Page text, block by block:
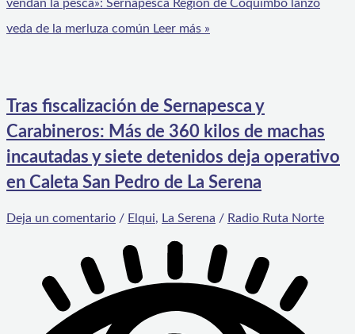
vendan la pescá»: Sernapesca Región de Coquimbo lanzó
veda de la merluza común Leer más »
Tras fiscalización de Sernapesca y
Carabineros: Más de 360 kilos de machas
incautadas y siete detenidos deja operativo
en Caleta San Pedro de La Serena
Deja un comentario / Elqui, La Serena / Radio Ruta Norte